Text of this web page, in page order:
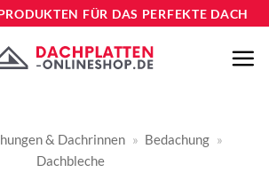
FÜR DAS PERFEKTE DACH
& Dachrinnen » Bedachung »
Dachbleche